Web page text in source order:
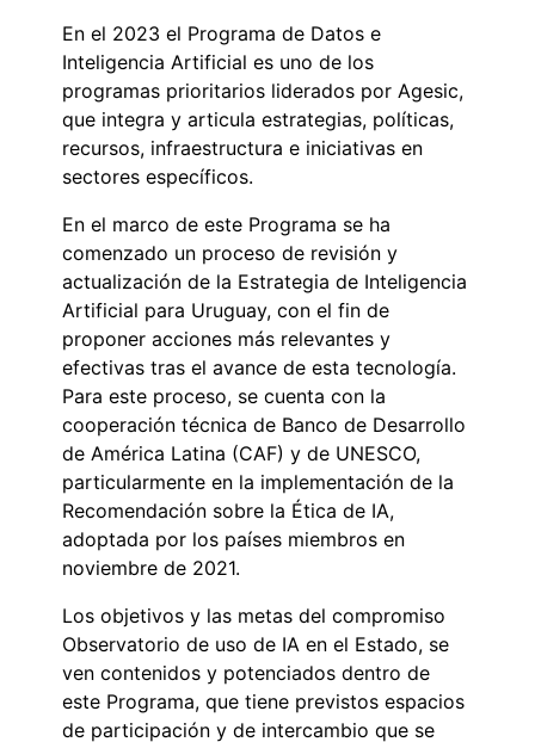
En el 2023 el Programa de Datos e
Inteligencia Artificial es uno de los
programas prioritarios liderados por Agesic,
que integra y articula estrategias, políticas,
recursos, infraestructura e iniciativas en
sectores específicos.
En el marco de este Programa se ha
comenzado un proceso de revisión y
actualización de la Estrategia de Inteligencia
Artificial para Uruguay, con el fin de
proponer acciones más relevantes y
efectivas tras el avance de esta tecnología.
Para este proceso, se cuenta con la
cooperación técnica de Banco de Desarrollo
de América Latina (CAF) y de UNESCO,
particularmente en la implementación de la
Recomendación sobre la Ética de IA,
adoptada por los países miembros en
noviembre de 2021.
Los objetivos y las metas del compromiso
Observatorio de uso de IA en el Estado, se
ven contenidos y potenciados dentro de
este Programa, que tiene previstos espacios
de participación y de intercambio que se